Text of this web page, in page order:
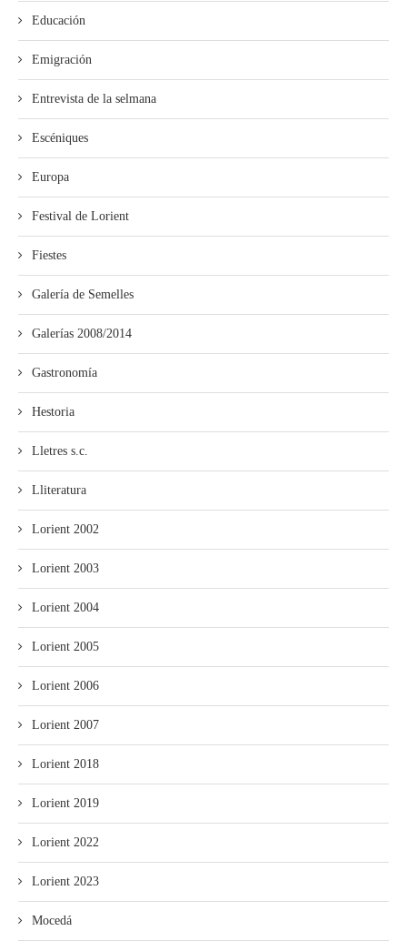
Educación
Emigración
Entrevista de la selmana
Escéniques
Europa
Festival de Lorient
Fiestes
Galería de Semelles
Galerías 2008/2014
Gastronomía
Hestoria
Lletres s.c.
Lliteratura
Lorient 2002
Lorient 2003
Lorient 2004
Lorient 2005
Lorient 2006
Lorient 2007
Lorient 2018
Lorient 2019
Lorient 2022
Lorient 2023
Mocedá